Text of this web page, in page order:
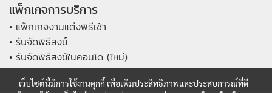
แพ็กเกจการบริการ
• แพ็กเกจงานแต่งพิธีเช้า
• รับจัดพิธีสงฆ์
• รับจัดพิธีสงฆ์ในคอนโด (ใหม่)
เว็บไซต์นี้มีการใช้งานคุกกี้ เพื่อเพิ่มประสิทธิภาพและประสบการณ์ที่ดี